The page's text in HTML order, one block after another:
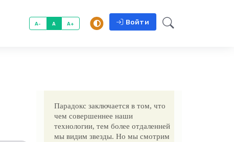
A- A A+ Войти
Парадокс заключается в том, что
чем совершеннее наши
технологии, тем более отдаленней
мы видим звезды. Но мы смотрим